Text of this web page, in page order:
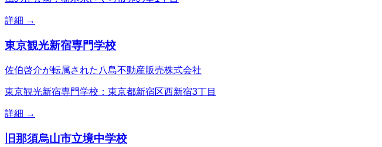
詳細 →
東京観光新宿専門学校
佐伯啓介が転属された八島不動産販売株式会社
東京観光新宿専門学校：東京都新宿区西新宿3丁目
詳細 →
旧那須烏山市立境中学校